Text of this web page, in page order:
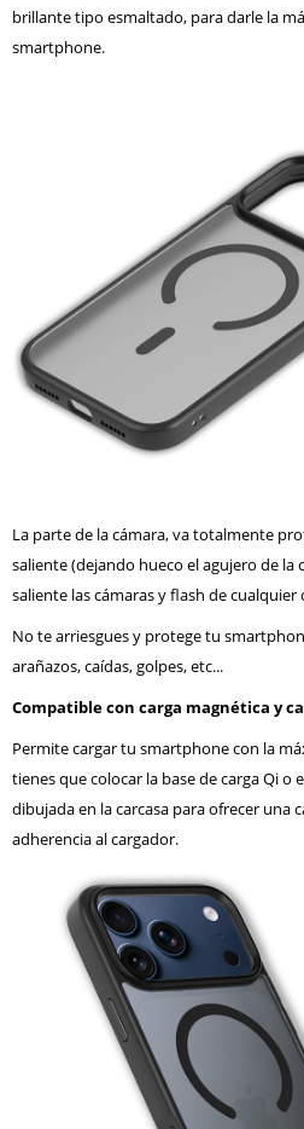
brillante tipo esmaltado, para darle la
smartphone.
La parte de la cámara, va totalmente
saliente (dejando hueco el agujero de la
saliente las cámaras y flash de cualquier
No te arriesgues y protege tu
arañazos, caídas, golpes, etc...
Compatible con carga magnética y
Permite cargar tu smartphone con la
tienes que colocar la base de carga Qi o
dibujada en la carcasa para ofrecer una
adherencia al cargador.